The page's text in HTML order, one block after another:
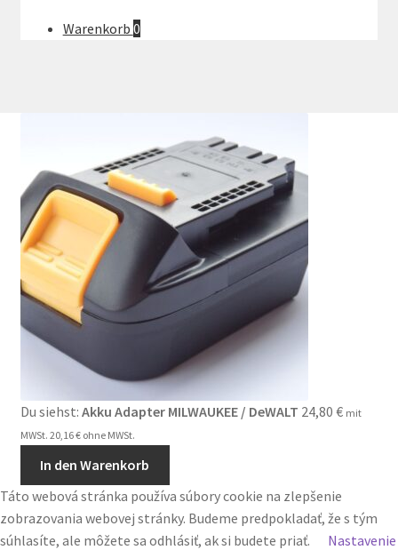
Warenkorb 0
Du siehst: Akku Adapter MILWAUKEE / DeWALT 24,80 € mit
MWSt. 20,16€ohne MWSt.
In den Warenkorb
Táto webová stránka používa súbory cookie na zlepšenie
zobrazovania webovej stránky. Budeme predpokladať, že s tým
súhlasíte, ale môžete sa odhlásiť, ak si budete priať.
Nastavenie